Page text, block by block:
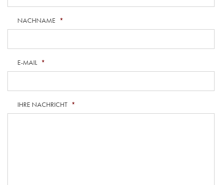
NACHNAME *
E-MAIL *
IHRE NACHRICHT *